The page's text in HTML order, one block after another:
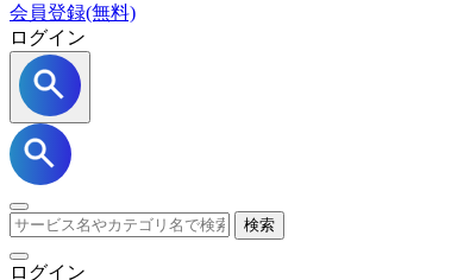
会員登録(無料)
ログイン
検索
ログイン